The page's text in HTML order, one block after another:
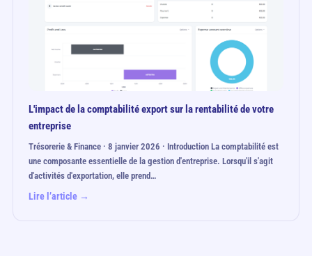
L'impact de la comptabilité export sur la rentabilité de votre
entreprise
Trésorerie & Finance · 8 janvier 2026 · Introduction La comptabilité est
une composante essentielle de la gestion d'entreprise. Lorsqu'il s'agit
d'activités d'exportation, elle prend…
Lire l’article →